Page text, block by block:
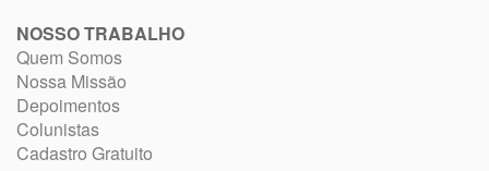
NOSSO TRABALHO
Quem Somos
Nossa Missão
Depoimentos
Colunistas
Cadastro Gratuito